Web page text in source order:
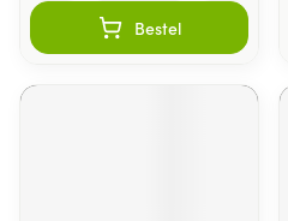
Bestel